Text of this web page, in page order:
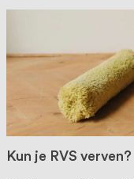
Kun je RVS verven?